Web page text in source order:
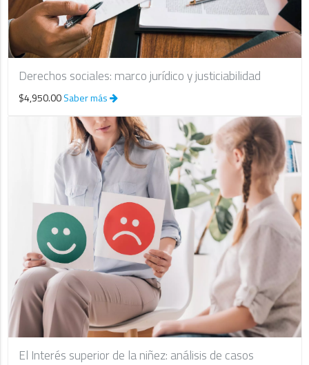
Derechos sociales: marco jurídico y justiciabilidad
$4,950.00Saber más
El Interés superior de la niñez: análisis de casos